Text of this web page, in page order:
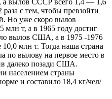
с тем, чтобы превзойти
Но уже скоро вылов
млн т, а в 1965 году достиг
вылов США, а в 1975 -1976
млн т. Тогда наша страна
по вылову на первое место в
далеко позади США.
населением страны
и составило 18,4 кг/чел/